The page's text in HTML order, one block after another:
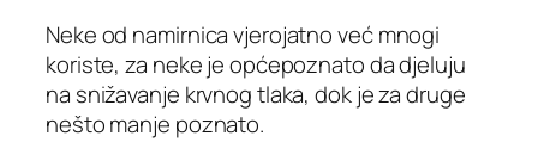
Neke od namirnica vjerojatno već mnogi
koriste, za neke je općepoznato da djeluju
na snižavanje krvnog tlaka, dok je za druge
nešto manje poznato.